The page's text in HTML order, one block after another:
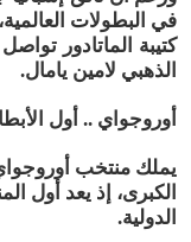
في البطولات
كتيبة الماتادور
الذهبي لامين يامال.
أوروجواي .. أول
يملك منتخب
الكبرى، إذ يعد أول
الدولية.